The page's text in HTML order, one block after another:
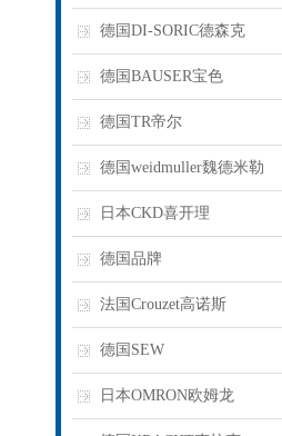
德国DI-SORIC德森克
德国BAUSER宝色
德国TR帝尔
德国weidmuller魏德米勒
日本CKD喜开理
德国品牌
法国Crouzet高诺斯
德国SEW
日本OMRON欧姆龙